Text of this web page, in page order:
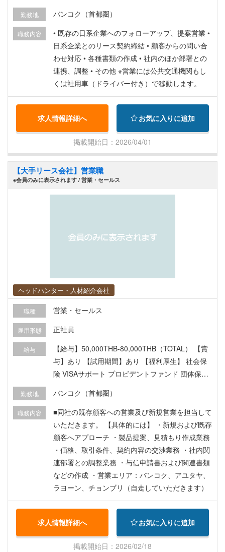
職金積立 (試用期間終了後から加入) • 慶弔手当 •
研修 • カンパニーパーティー、社員旅行 • 賞与
（年１回 / 業績、評価による） • 昇給（年１回 /
実績により） • 有給
勤務地 バンコク（首都圏）
職務内容
• 既存の日系企業へのフォローアップ、提案営業 •
日系企業とのリース契約締結 • 顧客からの問い合
わせ対応 • 各種書類の作成 • 社内のほか部署との
連携、調整 • その他 ※営業には公共交通機関もし
くは社用車（ドライバー付き）で移動します。
求人情報詳細へ お気に入りに追加
掲載開始日：2026/04/01
【大手リース会社】営業職
※会員のみに表示されます / 営業・セールス
ヘッドハンター・人材紹介会社
職種 営業・セールス
雇用形態 正社員
給与
【給与】50,000THB-80,000THB（TOTAL） 【賞
与】あり 【試用期間】あり 【福利厚生】 社会保
険 VISAサポート プロビデントファンド 団体保険
勤務地 バンコク（首都圏）
職務内容
■同社の既存顧客への営業及び新規営業を担当して
いただきます。 【具体的には】 ・新規および既存
顧客へアプローチ ・製品提案、見積もり作成業務
・価格、取引条件、契約内容の交渉業務 ・社内関
連部署との調整業務 ・与信申請書および関連書類
などの作成 ・営業エリア：バンコク、アユタヤ、
ラヨーン、チョンブリ（自走していただきます）
求人情報詳細へ お気に入りに追加
掲載開始日：2026/02/18